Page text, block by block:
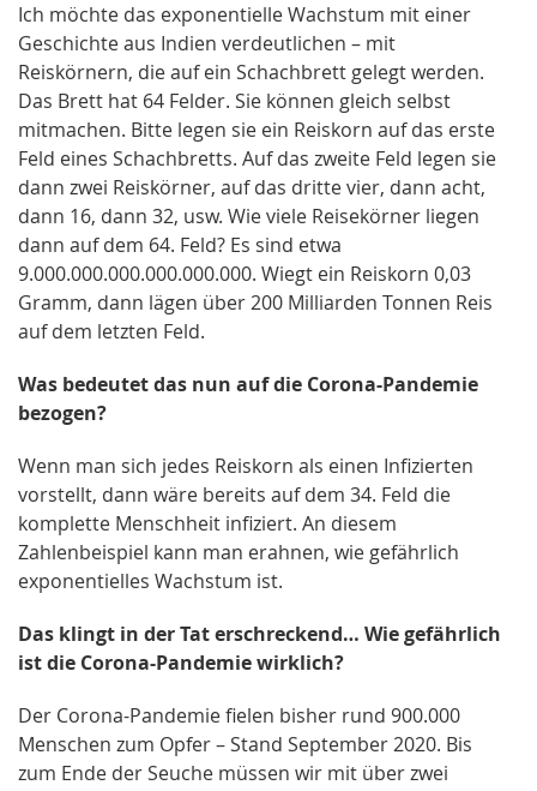
Ich möchte das exponentielle Wachstum mit einer
Geschichte aus Indien verdeutlichen – mit
Reiskörnern, die auf ein Schachbrett gelegt werden.
Das Brett hat 64 Felder. Sie können gleich selbst
mitmachen. Bitte legen sie ein Reiskorn auf das erste
Feld eines Schachbretts. Auf das zweite Feld legen sie
dann zwei Reiskörner, auf das dritte vier, dann acht,
dann 16, dann 32, usw. Wie viele Reisekörner liegen
dann auf dem 64. Feld? Es sind etwa
9.000.000.000.000.000.000. Wiegt ein Reiskorn 0,03
Gramm, dann lägen über 200 Milliarden Tonnen Reis
auf dem letzten Feld.
Was bedeutet das nun auf die Corona-Pandemie
bezogen?
Wenn man sich jedes Reiskorn als einen Infizierten
vorstellt, dann wäre bereits auf dem 34. Feld die
komplette Menschheit infiziert. An diesem
Zahlenbeispiel kann man erahnen, wie gefährlich
exponentielles Wachstum ist.
Das klingt in der Tat erschreckend… Wie gefährlich
ist die Corona-Pandemie wirklich?
Der Corona-Pandemie fielen bisher rund 900.000
Menschen zum Opfer – Stand September 2020. Bis
zum Ende der Seuche müssen wir mit über zwei